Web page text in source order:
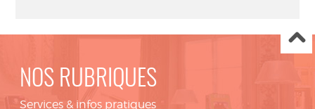
NOS RUBRIQUES
Services & infos pratiques